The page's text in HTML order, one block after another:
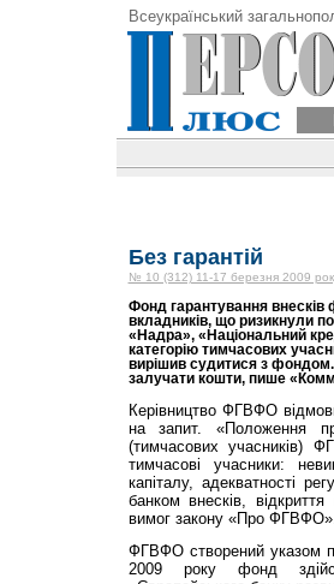
Всеукраїнський
Без гарантій
№ 10 (312) 11-17 березня 2009
Фонд гарантування внесків
вкладників, що ризикнули
«Надра», «Національний
категорію тимчасових
вирішив судитися з
залучати кошти, пише
Керівництво ФГВФО
на запит. «Положення
(тимчасових учасників)
тимчасові учасники:
капіталу, адекватності
банком внесків,
вимог закону «Про ФГВФО».
ФГВФО створений указом
2009 року фонд